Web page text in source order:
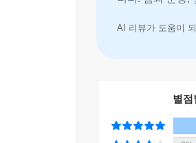
용어를 외우고, 원리를
출발한다. 과학을 외우
천문학까지 기초 과학의
그것들이 어떻게 연결되
있어 부담 없이
별점